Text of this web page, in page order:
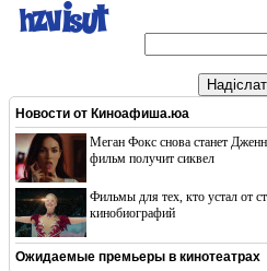
Новости от Киноафиша.юа
Меган Фокс снова станет
фильм получит сиквел
Фильмы для тех, кто устал от
кинобиографий
Ожидаемые премьеры в кинотеатрах